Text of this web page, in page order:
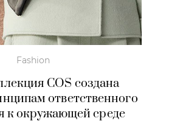
Fashion
COS создана
ответственного
к окружающей среде